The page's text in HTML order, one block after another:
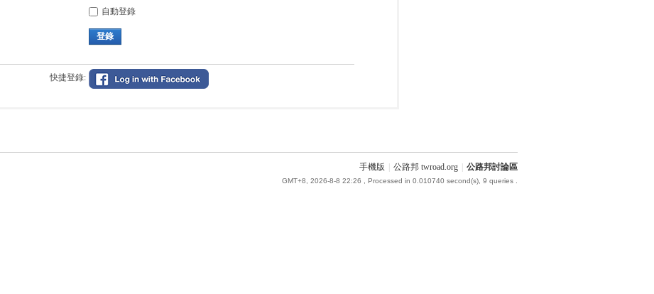
自動登錄
登錄
快捷登錄:
手機版 公路邦 twroad.org 公路邦討論區
GMT+8, 2026-8-8 22:26 , Processed in 0.010740 second(s), 9 queries .